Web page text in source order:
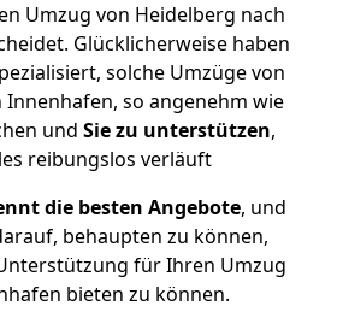
Umzug von Heidelberg nach
Glücklicherweise haben
solche Umzüge von
Innenhafen, so angenehm wie
und Sie zu unterstützen,
reibungslos verläuft
die besten Angebote, und
behaupten zu können,
für Ihren Umzug
bieten zu können.